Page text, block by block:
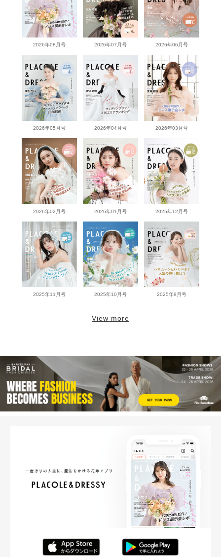
2026年08月号 2026年07月号 2026年06月号
2026年05月号 2026年04月号 2026年03月号
2026年02月号 2026年01月号 2025年12月号
2025年11月号 2025年10月号 2025年9月号
View more